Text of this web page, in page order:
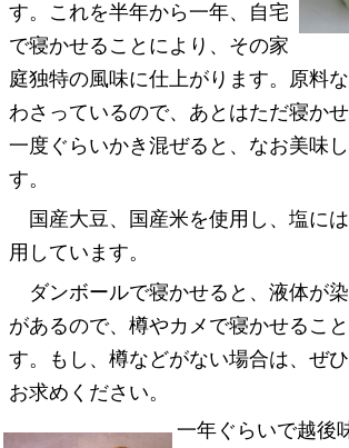
す。これを半年から一年、自宅
で寝かせることにより、その家
庭独特の風味に仕上がります。原料
わさっているので、あとはただ寝か
一度ぐらいかき混ぜると、なお美味
す。
国産大豆、国産米を使用し、塩に
用しています。
ダンボールで寝かせると、液体が
があるので、樽やカメで寝かせるこ
す。もし、樽などがない場合は、ぜ
お求めください。
一年ぐらいで越後